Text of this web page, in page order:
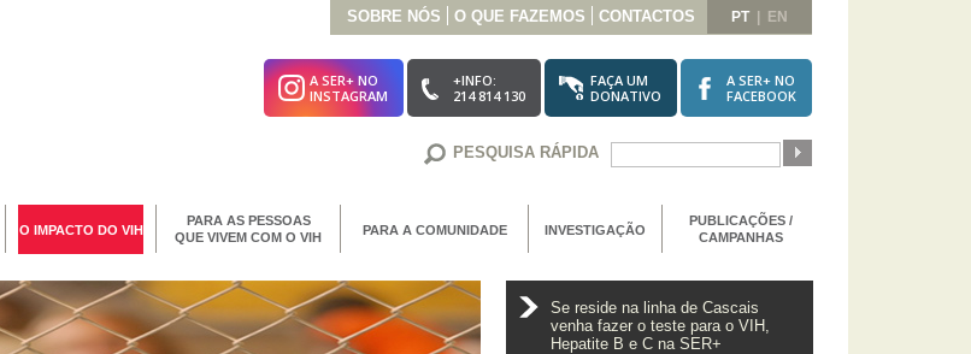
PT| EN
SOBRE NÓS O QUE FAZEMOS CONTACTOS
A SER+ NO
INSTAGRAM
+INFO:
214 814 130
FAÇA UM
DONATIVO
A SER+ NO
FACEBOOK
PESQUISA RÁPIDA
O IMPACTO DO VIH
PARA AS PESSOAS
QUE VIVEM COM O VIH
PARA A COMUNIDADE INVESTIGAÇÃO
PUBLICAÇÕES /
CAMPANHAS
Se reside na linha de Cascais
venha fazer o teste para o VIH,
Hepatite B e C na SER+